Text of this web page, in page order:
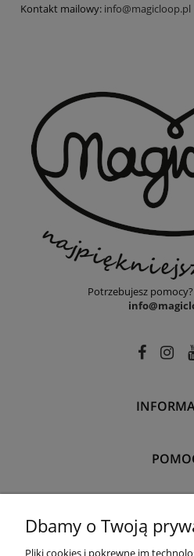
Kontakt mailowy: info@magicloop.pl
Potrzebujesz
Dbamy o Twoją
Pliki cookies i pokrewne im